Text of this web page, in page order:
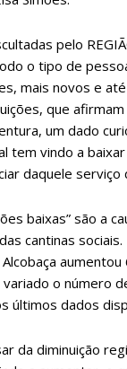
pelo
o tipo de
mais novos e
que
um dado
tem vindo a
daquele
baixas” são a
cantinas
o número
últimos dados
da diminuição